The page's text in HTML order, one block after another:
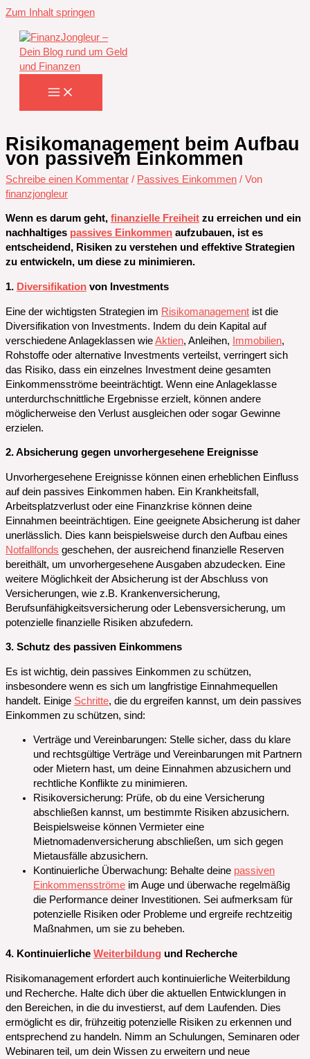
Zum Inhalt springen
Risikomanagement beim Aufbau
von passivem Einkommen
Schreibe einen Kommentar / Passives Einkommen / Von
finanzjongleur
Wenn es darum geht, finanzielle Freiheit zu erreichen und ein
nachhaltiges passives Einkommen aufzubauen, ist es
entscheidend, Risiken zu verstehen und effektive Strategien
zu entwickeln, um diese zu minimieren.
1. Diversifikation von Investments
Eine der wichtigsten Strategien im Risikomanagement ist die
Diversifikation von Investments. Indem du dein Kapital auf
verschiedene Anlageklassen wieAktien, Anleihen, Immobilien,
Rohstoffe oder alternative Investments verteilst, verringert sich
das Risiko, dass ein einzelnes Investment deine gesamten
Einkommensströme beeinträchtigt. Wenn eine Anlageklasse
unterdurchschnittliche Ergebnisse erzielt, können andere
möglicherweise den Verlust ausgleichen oder sogar Gewinne
erzielen.
2. Absicherung gegen unvorhergesehene Ereignisse
Unvorhergesehene Ereignisse können einen erheblichen Einfluss
auf dein passives Einkommen haben. Ein Krankheitsfall,
Arbeitsplatzverlust oder eine Finanzkrise können deine
Einnahmen beeinträchtigen. Eine geeignete Absicherung ist daher
unerlässlich. Dies kann beispielsweise durch den Aufbau eines
Notfallfonds geschehen, der ausreichend finanzielle Reserven
bereithält, um unvorhergesehene Ausgaben abzudecken. Eine
weitere Möglichkeit der Absicherung ist der Abschluss von
Versicherungen, wie z.B. Krankenversicherung,
Berufsunfähigkeitsversicherung oder Lebensversicherung, um
potenzielle finanzielle Risiken abzufedern.
3. Schutz des passiven Einkommens
Es ist wichtig, dein passives Einkommen zu schützen,
insbesondere wenn es sich um langfristige Einnahmequellen
handelt. Einige Schritte, die du ergreifen kannst, um dein passives
Einkommen zu schützen, sind:
Verträge und Vereinbarungen: Stelle sicher, dass du klare
und rechtsgültige Verträge und Vereinbarungen mit Partnern
oder Mietern hast, um deine Einnahmen abzusichern und
rechtliche Konflikte zu minimieren.
Risikoversicherung: Prüfe, ob du eine Versicherung
abschließen kannst, um bestimmte Risiken abzusichern.
Beispielsweise können Vermieter eine
Mietnomadenversicherung abschließen, um sich gegen
Mietausfälle abzusichern.
Kontinuierliche Überwachung: Behalte deine passiven
Einkommensströme im Auge und überwache regelmäßig
die Performance deiner Investitionen. Sei aufmerksam für
potenzielle Risiken oder Probleme und ergreife rechtzeitig
Maßnahmen, um sie zu beheben.
4. Kontinuierliche Weiterbildung und Recherche
Risikomanagement erfordert auch kontinuierliche Weiterbildung
und Recherche. Halte dich über die aktuellen Entwicklungen in
den Bereichen, in die du investierst, auf dem Laufenden. Dies
ermöglicht es dir, frühzeitig potenzielle Risiken zu erkennen und
entsprechend zu handeln. Nimm an Schulungen, Seminaren oder
Webinaren teil, um dein Wissen zu erweitern und neue